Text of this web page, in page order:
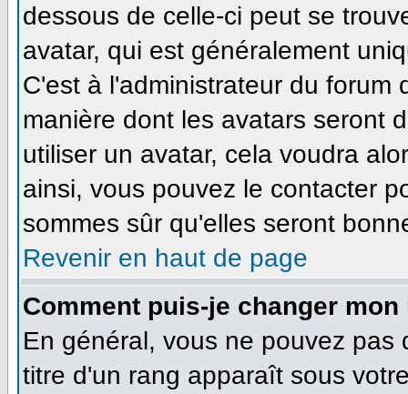
dessous de celle-ci peut se
avatar, qui est généralement
C'est à l'administrateur du forum
manière dont les avatars seront
utiliser un avatar, cela voudra
ainsi, vous pouvez le contacter
sommes sûr qu'elles seront
Revenir en haut de page
Comment puis-je changer mon
En général, vous ne pouvez
titre d'un rang apparaît sous